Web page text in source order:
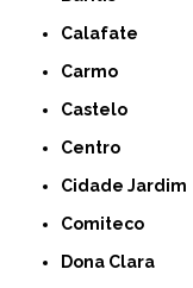
Calafate
Carmo
Castelo
Centro
Cidade Jardim
Comiteco
Dona Clara